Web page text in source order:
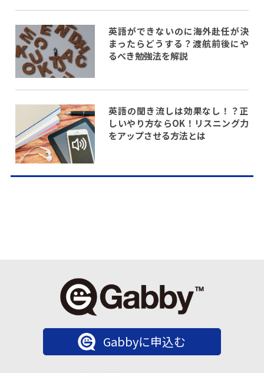
英語ができないのに海外赴任が決
まったらどうする？渡航前後にや
るべき勉強法を解説
英語の聞き流しは効果なし！？正
しいやり方ならOK！リスニング力
をアップさせる方法とは
Gabbyに申込む